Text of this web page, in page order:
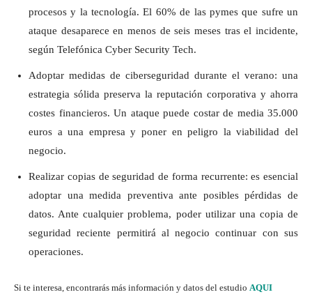
procesos y la tecnología. El 60% de las pymes que sufre un
ataque desaparece en menos de seis meses tras el incidente,
según Telefónica Cyber Security Tech.
Adoptar medidas de ciberseguridad durante el verano: una
estrategia sólida preserva la reputación corporativa y ahorra
costes financieros. Un ataque puede costar de media 35.000
euros a una empresa y poner en peligro la viabilidad del
negocio.
Realizar copias de seguridad de forma recurrente: es esencial
adoptar una medida preventiva ante posibles pérdidas de
datos. Ante cualquier problema, poder utilizar una copia de
seguridad reciente permitirá al negocio continuar con sus
operaciones.
Si te interesa, encontrarás más información y datos del estudio AQUI